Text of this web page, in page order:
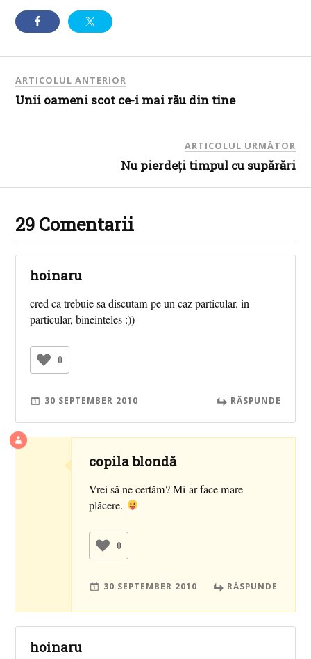
ARTICOLUL ANTERIOR
Unii oameni scot ce-i mai rău din tine
ARTICOLUL URMĂTOR
Nu pierdeţi timpul cu supărări
29 Comentarii
hoinaru
cred ca trebuie sa discutam pe un caz particular. in
particular, bineinteles :))
0
30 SEPTEMBER 2010 RĂSPUNDE
copila blondă
Vrei să ne certăm? Mi-ar face mare
plăcere.
0
30 SEPTEMBER 2010 RĂSPUNDE
hoinaru